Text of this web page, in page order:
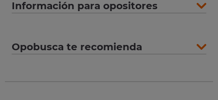
Información para opositores
Opobusca te recomienda